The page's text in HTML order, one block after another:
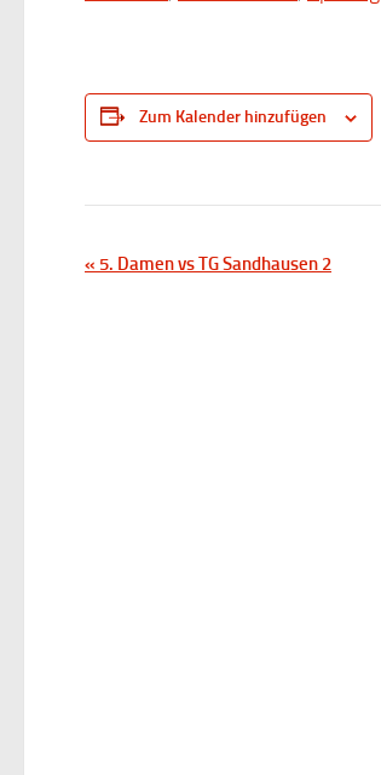
Zum Kalender hinzufügen
V
« 5. Damen vs TG Sandhausen 2